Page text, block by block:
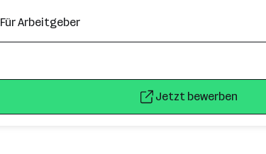
Für Arbeitgeber
Jetzt bewerben